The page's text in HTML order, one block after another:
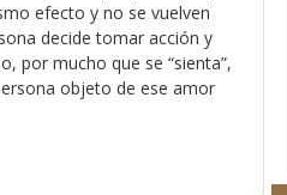
efecto y no se vuelven
decide tomar acción y
por mucho que se “sienta”,
objeto de ese amor